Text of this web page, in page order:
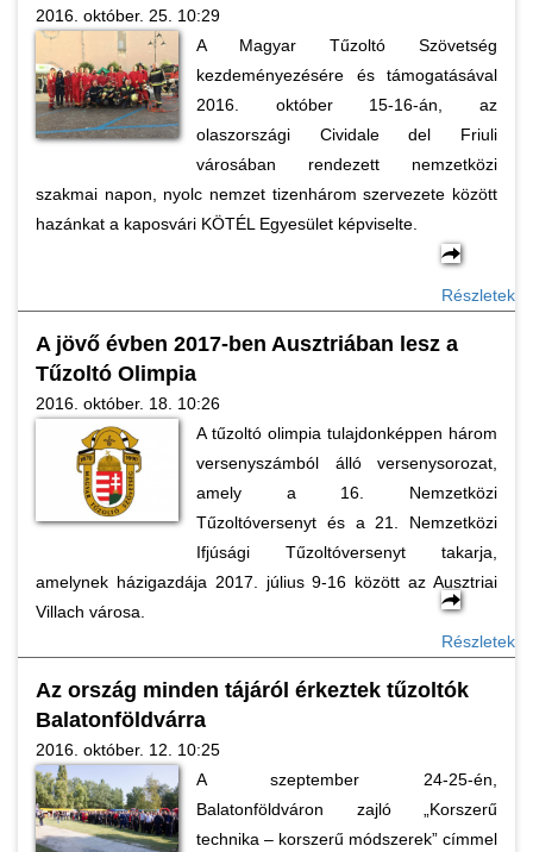
2016. október. 25. 10:29
A Magyar Tűzoltó Szövetség
kezdeményezésére és támogatásával
2016. október 15-16-án, az
olaszországi Cividale del Friuli
városában rendezett nemzetközi
szakmai napon, nyolc nemzet tizenhárom szervezete között
hazánkat a kaposvári KÖTÉL Egyesület képviselte.
Részletek
A jövő évben 2017-ben Ausztriában lesz a
Tűzoltó Olimpia
2016. október. 18. 10:26
A tűzoltó olimpia tulajdonképpen három
versenyszámból álló versenysorozat,
amely a 16. Nemzetközi
Tűzoltóversenyt és a 21. Nemzetközi
Ifjúsági Tűzoltóversenyt takarja,
amelynek házigazdája 2017. július 9-16 között az Ausztriai
Villach városa.
Részletek
Az ország minden tájáról érkeztek tűzoltók
Balatonföldvárra
2016. október. 12. 10:25
A szeptember 24-25-én,
Balatonföldváron zajló „Korszerű
technika – korszerű módszerek” címmel